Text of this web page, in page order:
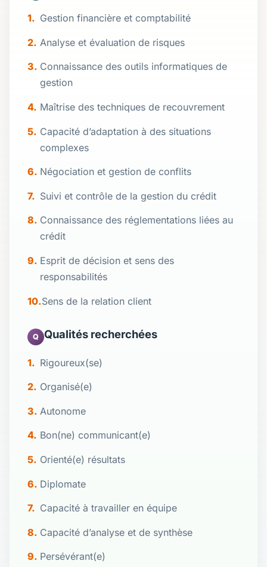
Gestion financière et comptabilité
Analyse et évaluation de risques
Connaissance des outils informatiques de
gestion
Maîtrise des techniques de recouvrement
Capacité d’adaptation à des situations
complexes
Négociation et gestion de conflits
Suivi et contrôle de la gestion du crédit
Connaissance des réglementations liées au
crédit
Esprit de décision et sens des
responsabilités
Sens de la relation client
Q Qualités recherchées
Rigoureux(se)
Organisé(e)
Autonome
Bon(ne) communicant(e)
Orienté(e) résultats
Diplomate
Capacité à travailler en équipe
Capacité d’analyse et de synthèse
Persévérant(e)